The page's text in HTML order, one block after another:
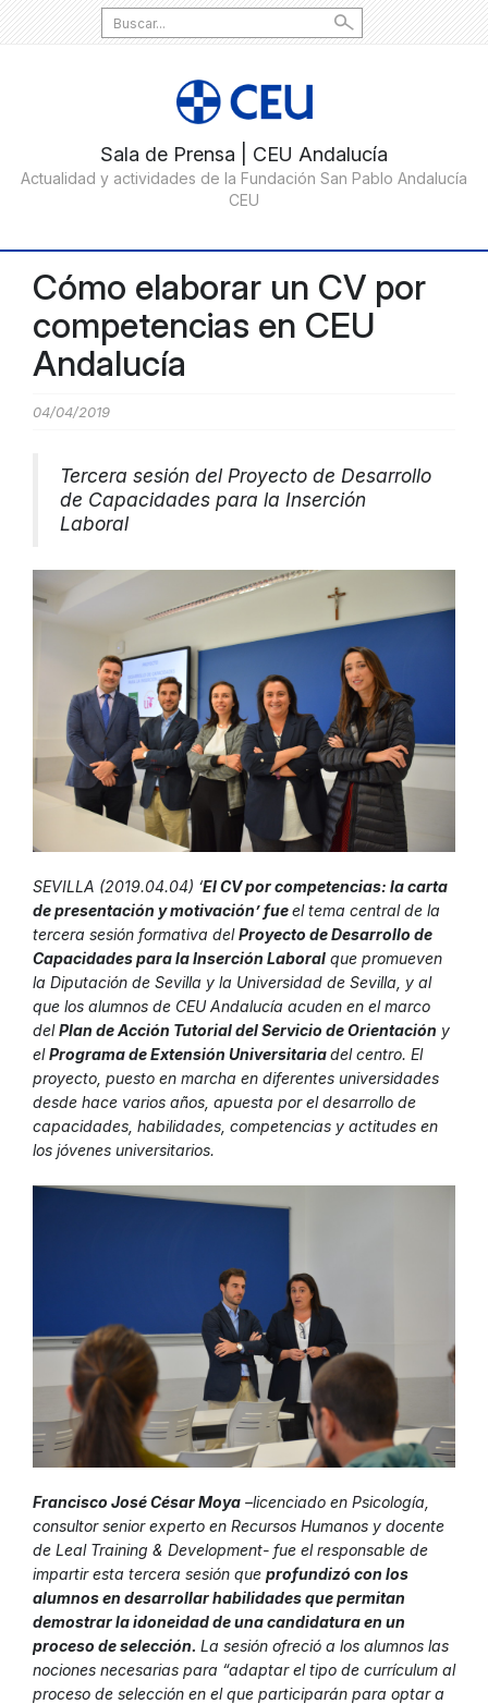
Search
for:
Cómo elaborar un CV por
competencias en CEU
Andalucía
04/04/2019
Tercera sesión del Proyecto de Desarrollo
de Capacidades para la Inserción
Laboral
SEVILLA (2019.04.04) ‘El CV por competencias: la carta
de presentación y motivación’ fueel tema central de la
tercera sesión formativa delProyecto de Desarrollo de
Capacidades para la Inserción Laboral que promueven
la Diputación de Sevilla y la Universidad de Sevilla, y al
que los alumnos de CEU Andalucía acuden en el marco
delPlan de Acción Tutorial del Servicio de Orientación y
elPrograma de Extensión Universitariadel centro. El
proyecto, puesto en marcha en diferentes universidades
desde hace varios años, apuesta por el desarrollo de
capacidades, habilidades, competencias y actitudes en
los jóvenes universitarios.
Francisco José César Moya –licenciado en Psicología,
consultor senior experto en Recursos Humanos y docente
de Leal Training & Development- fue el responsable de
impartir esta tercera sesión que profundizó con los
alumnos en desarrollar habilidades que permitan
demostrar la idoneidad de una candidatura en un
proceso de selección. La sesión ofreció a los alumnos las
nociones necesarias para “adaptar el tipo de currículum al
proceso de selección en el que participarán para optar a